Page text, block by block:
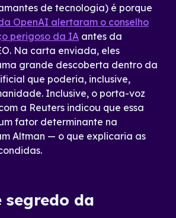
de tecnologia) é porque
OpenAI alertaram o conselho
perigoso da IA antes da
Na carta enviada, eles
grande descoberta dentro da
que poderia, inclusive,
Inclusive, o porta-voz
a Reuters indicou que essa
fator determinante na
Altman — o que explicaria as
segredo da